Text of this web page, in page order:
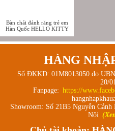
Bàn chải đánh răng trẻ em
Hàn Quốc HELLO KITTY
HÀNG
Số ĐKKD: 01M8013050 do
20/
Fanpage: https://
Showroom: Số 21B5 Nguyễn
Nội